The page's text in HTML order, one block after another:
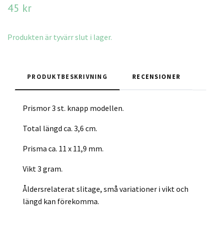
45 kr
Produkten är tyvärr slut i lager.
PRODUKTBESKRIVNING RECENSIONER
Prismor 3 st. knapp modellen.
Total längd ca. 3,6 cm.
Prisma ca. 11 x 11,9 mm.
Vikt 3 gram.
Åldersrelaterat slitage, små variationer i vikt och
längd kan förekomma.